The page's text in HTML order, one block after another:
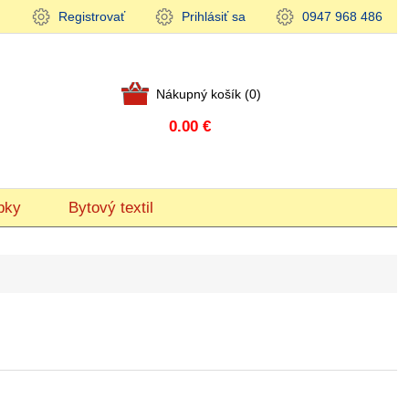
Registrovať Prihlásiť sa 0947 968 486
Nákupný košík (0)
0.00 €
Bytový textil